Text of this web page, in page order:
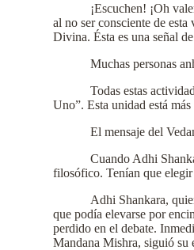
¡Escuchen! ¡Oh
al no ser consciente de
Divina. Ésta es una señal
Muchas personas
Todas estas
Uno”. Esta unidad está
El mensaje del
Cuando Adhi
filosófico. Tenían que
Adhi Shankara,
que podía elevarse por
perdido en el debate.
Mandana Mishra, siguió su